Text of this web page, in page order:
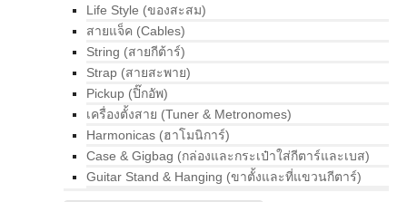
Life Style (ของสะสม)
สายแจ็ค (Cables)
String (สายกีต้าร์)
Strap (สายสะพาย)
Pickup (ปิ๊กอัพ)
เครื่องตั้งสาย (Tuner & Metronomes)
Harmonicas (ฮาโมนิการ์)
Case & Gigbag (กล่องและกระเป๋าใส่กีตาร์และเบส)
Guitar Stand & Hanging (ขาตั้งและที่แขวนกีตาร์)